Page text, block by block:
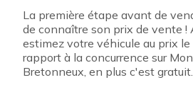
La première étape avant de
de connaître son prix de vente !
estimez votre véhicule au prix le
rapport à la concurrence sur
Bretonneux, en plus c'est gratuit.